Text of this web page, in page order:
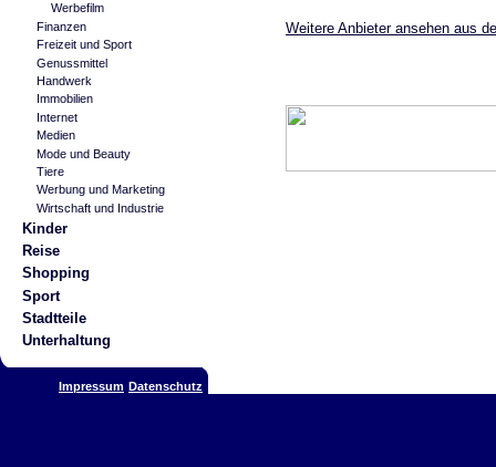
Werbefilm
Finanzen
Freizeit und Sport
Genussmittel
Handwerk
Immobilien
Internet
Medien
Mode und Beauty
Tiere
Werbung und Marketing
Wirtschaft und Industrie
Kinder
Reise
Shopping
Sport
Stadtteile
Unterhaltung
Impressum Datenschutz
Weitere Anbieter ansehen aus